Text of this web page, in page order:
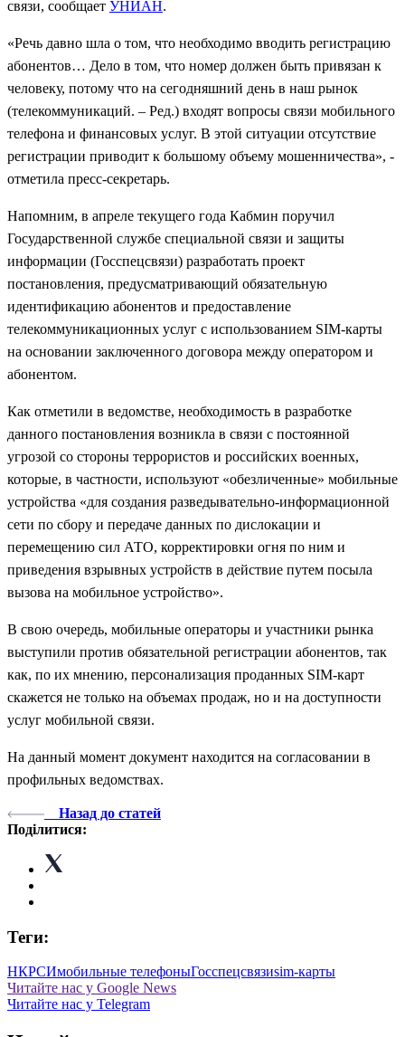
связи, сообщает УНИАН.
«Речь давно шла о том, что необходимо вводить регистрацию
абонентов… Дело в том, что номер должен быть привязан к
человеку, потому что на сегодняшний день в наш рынок
(телекоммуникаций. – Ред.) входят вопросы связи мобильного
телефона и финансовых услуг. В этой ситуации отсутствие
регистрации приводит к большому объему мошенничества», -
отметила пресс-секретарь.
Напомним, в апреле текущего года Кабмин поручил
Государственной службе специальной связи и защиты
информации (Госспецсвязи) разработать проект
постановления, предусматривающий обязательную
идентификацию абонентов и предоставление
телекоммуникационных услуг с использованием SIM-карты
на основании заключенного договора между оператором и
абонентом.
Как отметили в ведомстве, необходимость в разработке
данного постановления возникла в связи с постоянной
угрозой со стороны террористов и российских военных,
которые, в частности, используют «обезличенные» мобильные
устройства «для создания разведывательно-информационной
сети по сбору и передаче данных по дислокации и
перемещению сил АТО, корректировки огня по ним и
приведения взрывных устройств в действие путем посыла
вызова на мобильное устройство».
В свою очередь, мобильные операторы и участники рынка
выступили против обязательной регистрации абонентов, так
как, по их мнению, персонализация проданных SIM-карт
скажется не только на объемах продаж, но и на доступности
услуг мобильной связи.
На данный момент документ находится на согласовании в
профильных ведомствах.
Назад до статей
Поділитися:
Теги:
НКРСИмобильные телефоныГосспецсвязиsim-карты
Читайте нас у Google News
Читайте нас у Telegram